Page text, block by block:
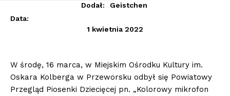
Dodał:
Geistchen
Data:
1 kwietnia 2022
W środę, 16 marca, w Miejskim Ośrodku Kultury im.
Oskara Kolberga w Przeworsku odbył się Powiatowy
Przegląd Piosenki Dziecięcej pn. „Kolorowy mikrofon